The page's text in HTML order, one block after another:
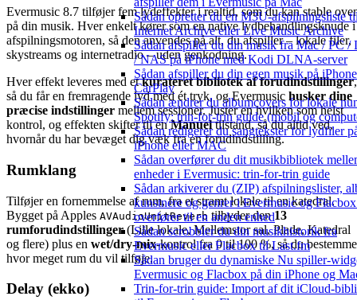
Sådan opretter du en M3U-afspilningsliste
Internet Archive eller Live Music Archive
Sådan afspiller du din musik fra Mac / PC /
/ NAS på iPhone med Kodi DLNA-server
Sådan afspiller du din egen musik på
CarPlay
Sådan ændrer du albumcovers for lokale
Spotify: trin-for-trin guide (mobil og
Sådan redigerer du sangtekster for lydfiler
iPhone eller MAC
Sådan overfører du dit musikbibliotek
enheder i Evermusic: trin-for-trin guide
Sådan arkiverer du (ZIP) afspilningslister,
kunstnere og genrer i Evermusic og
overfører til en anden enhed
Sådan scrobbler du din musikhistorik fra
Evermusic eller Flacbox til Last.fm
Sådan bruger du dynamiske Nu spiller-
Evermusic og Flacbox på din iPhone og
Trin-for-trin guide: Import af dit iCloud-
Evermusic 8.7 tilføjer fem lydeffekter i realtid, som du kan stable
på din musik. Hver enkelt kører som en native lydbehandlingsknude i
afspilningsmotoren, så den anvendes på alt, du afspiller – lokale filer,
skystreams og internetradio – uden genkodning.
Hver effekt leveres med etkurateret bibliotek af forudindstillinger,
så du får en fremragende lyd med ét tryk, og Evermusic husker dine
præcise indstillinger mellem sessioner. Juster en hvilken som helst
kontrol, og effekten skifter til enManueltilstand, så du altid ved,
hvornår du har bevæget dig væk fra en forudindstilling.
Rumklang
Tilføjer en fornemmelse af rum, fra et stramt lokale til en katedral.
Bygget på Apples AVAudioUnitReverb tilbyder den13
rumforudindstillinger(Lille lokale, Mellemstor sal, Plade, Katedral
og flere) plus en wet/dry-mix-kontrol fra 0 til 100 %, så du
hvor meget rum du vil tilføje.
Delay (ekko)